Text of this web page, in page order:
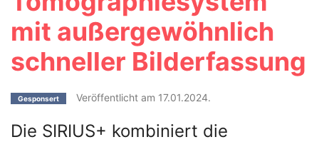
mit außergewöhnlich
schneller Bilderfassung
Gesponsert Veröffentlicht am 17.01.2024.
Die SIRIUS+ kombiniert die